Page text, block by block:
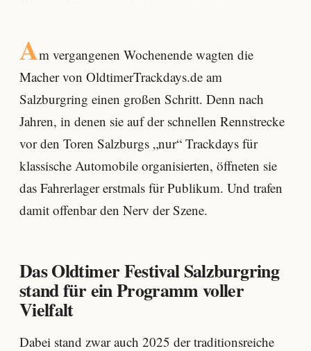
Am vergangenen Wochenende wagten die
Macher von OldtimerTrackdays.de am
Salzburgring einen großen Schritt. Denn nach
Jahren, in denen sie auf der schnellen Rennstrecke
vor den Toren Salzburgs „nur“ Trackdays für
klassische Automobile organisierten, öffneten sie
das Fahrerlager erstmals für Publikum. Und trafen
damit offenbar den Nerv der Szene.
Das Oldtimer Festival Salzburgring
stand für ein Programm voller
Vielfalt
Dabei stand zwar auch 2025 der traditionsreiche